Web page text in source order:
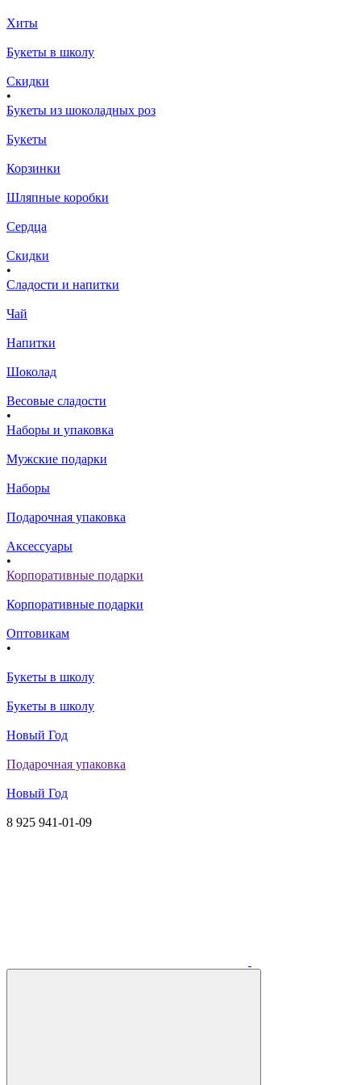
Хиты
Букеты в школу
Скидки
•
Букеты из шоколадных роз
Букеты
Корзинки
Шляпные коробки
Сердца
Скидки
•
Сладости и напитки
Чай
Напитки
Шоколад
Весовые сладости
•
Наборы и упаковка
Мужские подарки
Наборы
Подарочная упаковка
Аксессуары
•
Корпоративные подарки
Корпоративные подарки
Оптовикам
•
Букеты в школу
Букеты в школу
Новый Год
Подарочная упаковка
Новый Год
8 925 941-01-09